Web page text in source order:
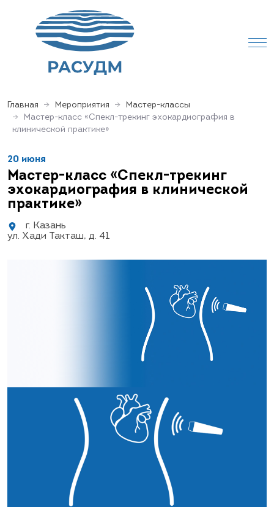
Главная Мероприятия
Мастер-классы
Мастер-класс «Спекл-трекинг эхокардиография в
клинической практике»
20 июня
Мастер-класс «Спекл-трекинг
эхокардиография в клинической
практике»
г. Казань
ул. Хади Такташ, д. 41